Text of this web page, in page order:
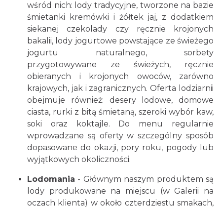
wśród nich: lody tradycyjne, tworzone na bazie
śmietanki kremówki i żółtek jaj, z dodatkiem
siekanej czekolady czy ręcznie krojonych
bakalii, lody jogurtowe powstające ze świeżego
jogurtu naturalnego, sorbety
przygotowywane ze świeżych, ręcznie
obieranych i krojonych owoców, zarówno
krajowych, jak i zagranicznych. Oferta lodziarnii
obejmuje również: desery lodowe, domowe
ciasta, rurki z bitą śmietaną, szeroki wybór kaw,
soki oraz koktajle. Do menu regularnie
wprowadzane są oferty w szczególny sposób
dopasowane do okazji, pory roku, pogody lub
wyjątkowych okoliczności.
Lodomania - Głównym naszym produktem są
lody produkowane na miejscu (w Galerii na
oczach klienta) w około czterdziestu smakach,